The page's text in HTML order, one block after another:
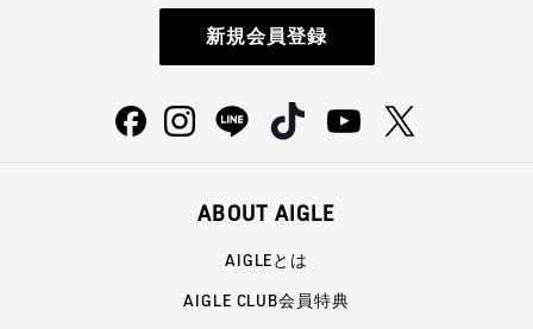
新規会員登録
ABOUT AIGLE
AIGLEとは
AIGLE CLUB会員特典